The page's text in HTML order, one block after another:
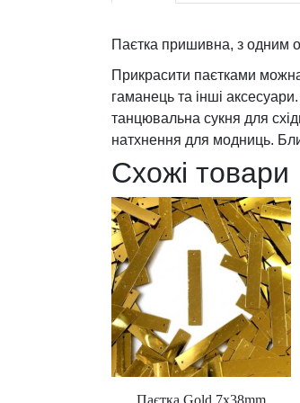
Паєтка пришивна, з одним
Прикрасити паєтками
гаманець та інші
танцювальна сукня для
натхнення для модниць.
Схожі товари
Паєтка Gold 7x38mm